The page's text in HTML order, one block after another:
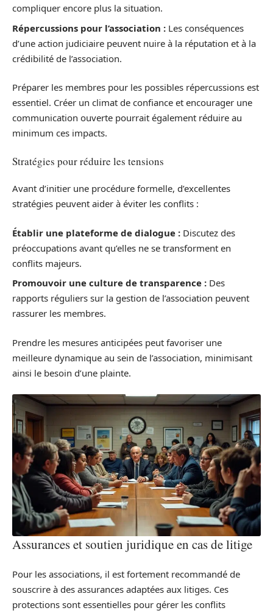
compliquer encore plus la situation.
Répercussions pour l’association : Les conséquences
d’une action judiciaire peuvent nuire à la réputation et à la
crédibilité de l’association.
Préparer les membres pour les possibles répercussions est
essentiel. Créer un climat de confiance et encourager une
communication ouverte pourrait également réduire au
minimum ces impacts.
Stratégies pour réduire les tensions
Avant d’initier une procédure formelle, d’excellentes
stratégies peuvent aider à éviter les conflits :
Établir une plateforme de dialogue : Discutez des
préoccupations avant qu’elles ne se transforment en
conflits majeurs.
Promouvoir une culture de transparence : Des
rapports réguliers sur la gestion de l’association peuvent
rassurer les membres.
Prendre les mesures anticipées peut favoriser une
meilleure dynamique au sein de l’association, minimisant
ainsi le besoin d’une plainte.
Assurances et soutien juridique en cas de litige
Pour les associations, il est fortement recommandé de
souscrire à des assurances adaptées aux litiges. Ces
protections sont essentielles pour gérer les conflits